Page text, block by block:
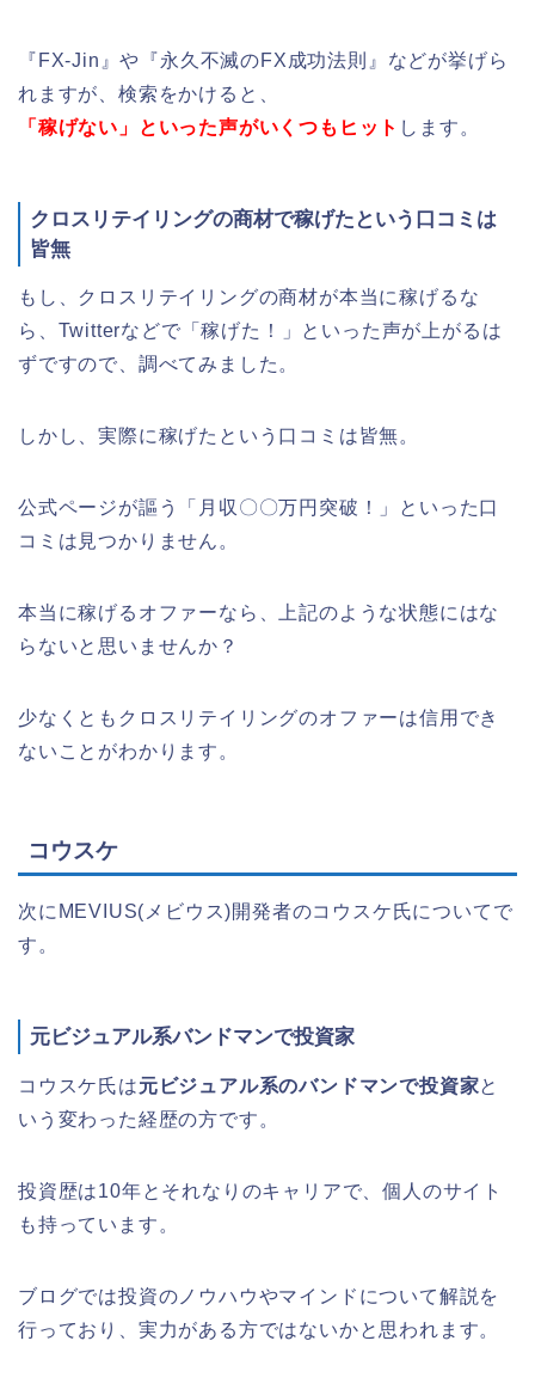
『FX-Jin』や『永久不滅のFX成功法則』などが挙げら
れますが、検索をかけると、
「稼げない」といった声がいくつもヒット します。
クロスリテイリングの商材で稼げたという口コミは
皆無
もし、クロスリテイリングの商材が本当に稼げるな
ら、Twitterなどで「稼げた！」といった声が上がるは
ずですので、調べてみました。
しかし、実際に稼げたという口コミは皆無。
公式ページが謳う「月収〇〇万円突破！」といった口
コミは見つかりません。
本当に稼げるオファーなら、上記のような状態にはな
らないと思いませんか？
少なくともクロスリテイリングのオファーは信用でき
ないことがわかります。
コウスケ
次にMEVIUS(メビウス)開発者のコウスケ氏についてで
す。
元ビジュアル系バンドマンで投資家
コウスケ氏は元ビジュアル系のバンドマンで投資家と
いう変わった経歴の方です。
投資歴は10年とそれなりのキャリアで、個人のサイト
も持っています。
ブログでは投資のノウハウやマインドについて解説を
行っており、実力がある方ではないかと思われます。